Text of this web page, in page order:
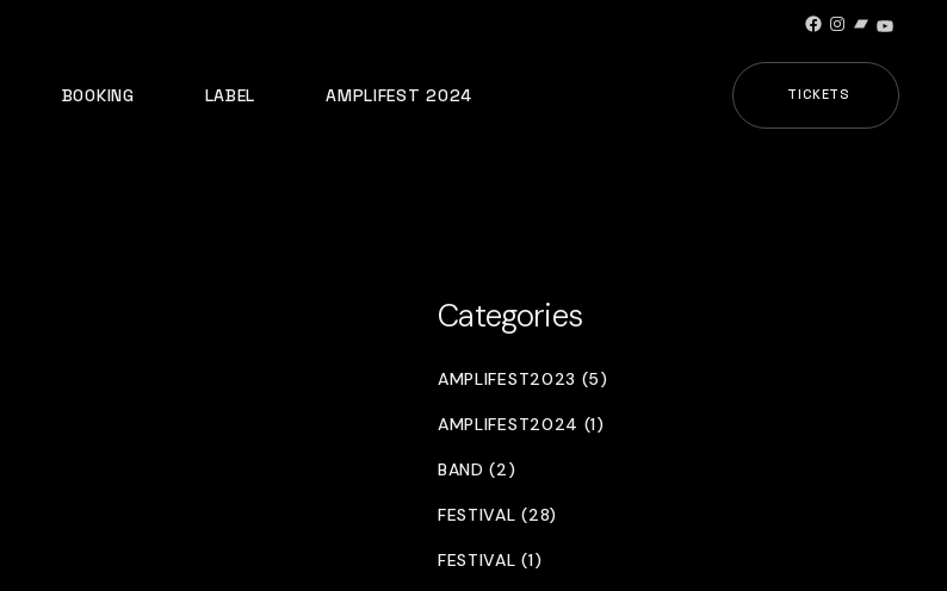
Facebook
Instagram
Bandcamp
BOOKING LABEL AMPLIFEST 2024 TICKETS
Categories
AMPLIFEST2023 (5)
AMPLIFEST2024 (1)
BAND (2)
FESTIVAL (28)
FESTIVAL (1)